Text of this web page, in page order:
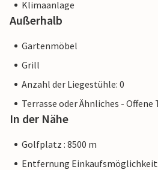
Klimaanlage
Außerhalb
Gartenmöbel
Grill
Anzahl der Liegestühle: 0
Terrasse oder Ähnliches - Offene
In der Nähe
Golfplatz : 8500 m
Entfernung